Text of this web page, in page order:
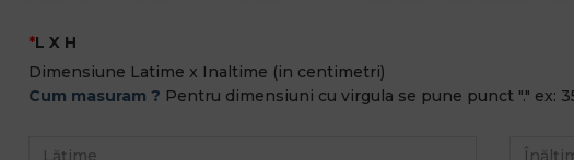
L X H
Dimensiune Latime x Inaltime (in centimetri)
Cum masuram ? Pentru dimensiuni cu virgula se pune punct "." ex: